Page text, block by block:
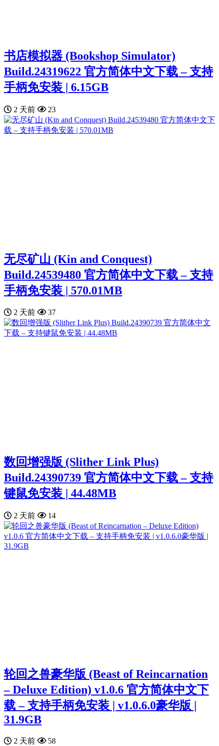
书店模拟器 (Bookshop Simulator)
Build.24319622 官方简体中文下载 – 支持
手柄免安装 | 6.15GB
2 天前 23
无尽矿山 (Kin and Conquest)
Build.24539480 官方简体中文下载 – 支持
手柄免安装 | 570.01MB
2 天前 37
数回增强版 (Slither Link Plus)
Build.24390739 官方简体中文下载 – 支持
键鼠免安装 | 44.48MB
2 天前 14
轮回之兽豪华版 (Beast of Reincarnation
– Deluxe Edition) v1.0.6 官方简体中文下
载 – 支持手柄免安装 | v1.0.6.0豪华版 |
31.9GB
2 天前 58